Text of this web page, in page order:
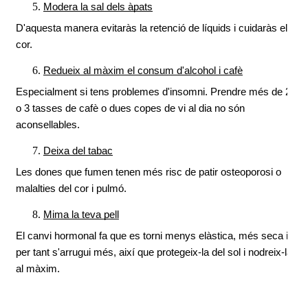
Modera la sal dels àpats
D'aquesta manera evitaràs la retenció de líquids i cuidaràs el
cor.
Redueix al màxim el consum d'alcohol i cafè
Especialment si tens problemes d'insomni. Prendre més de 2
o 3 tasses de cafè o dues copes de vi al dia no són
aconsellables.
Deixa del tabac
Les dones que fumen tenen més risc de patir osteoporosi o
malalties del cor i pulmó.
Mima la teva pell
El canvi hormonal fa que es torni menys elàstica, més seca i
per tant s'arrugui més, així que protegeix-la del sol i nodreix-la
al màxim.